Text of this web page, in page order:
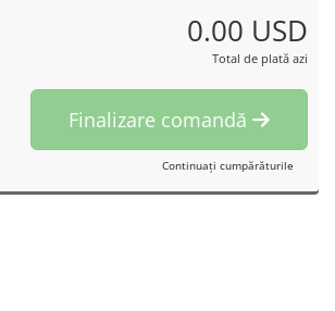
0.00 USD
Total de plată azi
Finalizare comandă
Continuați cumpărăturile